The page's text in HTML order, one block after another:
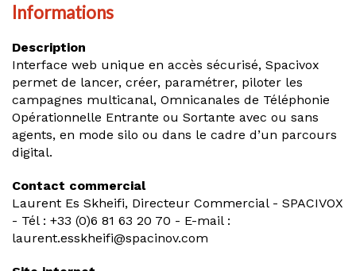
Informations
Description
Interface web unique en accès sécurisé, Spacivox
permet de lancer, créer, paramétrer, piloter les
campagnes multicanal, Omnicanales de Téléphonie
Opérationnelle Entrante ou Sortante avec ou sans
agents, en mode silo ou dans le cadre d’un parcours
digital.
Contact commercial
Laurent Es Skheifi, Directeur Commercial - SPACIVOX
- Tél : +33 (0)6 81 63 20 70 - E-mail :
laurent.esskheifi@spacinov.com